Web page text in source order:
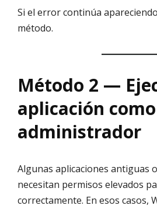
Si el error continúa
método.
Método 2 —
aplicación como
administrador
Algunas aplicaciones antiguas
necesitan permisos elevados
correctamente. En esos casos,